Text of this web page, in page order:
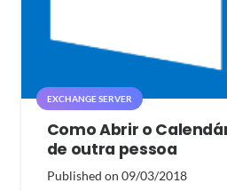
EXCHANGE SERVER
Como Abrir o
de outra pessoa
Published on 09/03/2018